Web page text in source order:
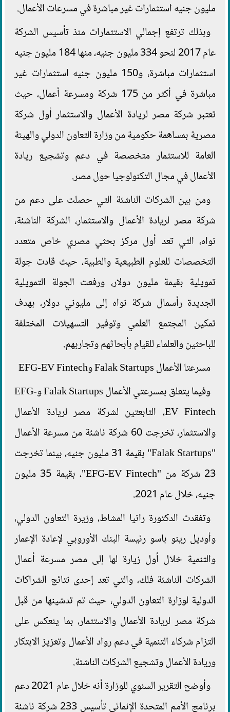
مليون جنيه استثمارات غير مباشرة في مسرعات الأعمال.
وبذلك ترتفع إجمالي الاستثمارات منذ تأسيس الشركة
عام 2017 لنحو 334 مليون جنيه، منها 184 مليون جنيه
استثمارات مباشرة، و150 مليون جنيه استثمارات غير
مباشرة في أكثر من 175 شركة ومسرعة أعمال، حيث
تعتبر شركة مصر لريادة الأعمال والاستثمار أول شركة
مصرية بمساهمة حكومية من وزارة التعاون الدولي والهيئة
العامة للاستثمار متخصصة في دعم وتشجيع ريادة
الأعمال في مجال التكنولوجيا حول مصر.
ومن بين الشركات الناشئة التي حصلت على دعم من
شركة مصر لريادة الأعمال والاستثمار، الشركة الناشئة،
نواه، التي تعد أول مركز بحثي مصري خاص متعدد
التخصصات للعلوم الطبيعية والطبية، حيث قادت جولة
تمويلية بقيمة مليون دولار، ورفعت الجولة التمويلية
الجديدة رأسمال شركة نواه إلى مليوني دولار، بهدف
تمكين المجتمع العلمي وتوفير التسهيلات المختلفة
للباحثين والعلماء للقيام بأبحاثهم وتجاربهم.
مسرعتا الأعمال Falak Startups وEFG-EV Fintech
وفيما يتعلق بمسرعتي الأعمال Falak Startups وEFG-
EV Fintech، التابعتين لشركة مصر لريادة الأعمال
والاستثمار، تخرجت 60 شركة ناشئة من مسرعة الأعمال
"Falak Startups" بقيمة 31 مليون جنيه، بينما تخرجت
23 شركة من "EFG-EV Fintech"، بقيمة 35 مليون
جنيه، خلال عام 2021.
وتفقدت الدكتورة رانيا المشاط، وزيرة التعاون الدولي،
وأوديل رينو باسو رئيسة البنك الأوروبي لإعادة الإعمار
والتنمية خلال أول زيارة لها إلى مصر مسرعة أعمال
الشركات الناشئة فلك، والتي تعد إحدى نتائج الشراكات
الدولية لوزارة التعاون الدولي، حيث تم تدشينها من قبل
شركة مصر لريادة الأعمال والاستثمار، بما ينعكس على
التزام شركاء التنمية في دعم رواد الأعمال وتعزيز الابتكار
وريادة الأعمال وتشجيع الشركات الناشئة.
وأوضح التقرير السنوي للوزارة أنه خلال عام 2021 دعم
برنامج الأمم المتحدة الإنمائي تأسيس 233 شركة ناشئة